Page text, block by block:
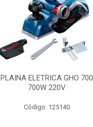
PLAINA ELETRICA GHO 700
700W 220V
Código: 125140